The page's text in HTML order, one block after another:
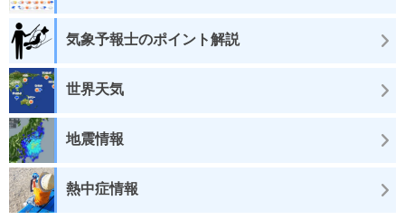
気象予報士のポイント解説
世界天気
地震情報
熱中症情報